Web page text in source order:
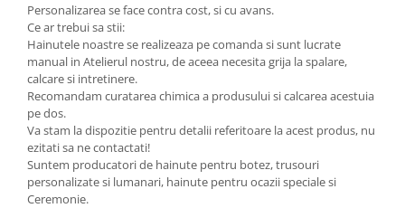
Personalizarea se face contra cost, si cu avans.
Ce ar trebui sa stii:
Hainutele noastre se realizeaza pe comanda si sunt lucrate
manual in Atelierul nostru, de aceea necesita grija la spalare,
calcare si intretinere.
Recomandam curatarea chimica a produsului si calcarea acestuia
pe dos.
Va stam la dispozitie pentru detalii referitoare la acest produs, nu
ezitati sa ne contactati!
Suntem producatori de hainute pentru botez, trusouri
personalizate si lumanari, hainute pentru ocazii speciale si
Ceremonie.